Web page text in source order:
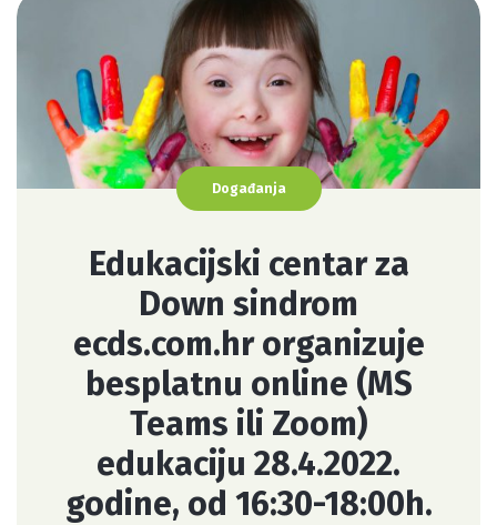
Događanja
Edukacijski centar za
Down sindrom
ecds.com.hr organizuje
besplatnu online (MS
Teams ili Zoom)
edukaciju 28.4.2022.
godine, od 16:30-18:00h.